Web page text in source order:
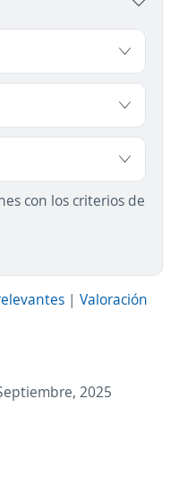
con los criterios de
| Valoración
2025